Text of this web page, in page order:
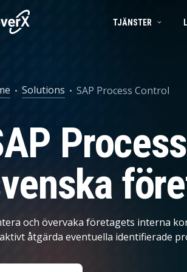
TJÄNSTER
APPLIKATIONSTJÄNSTER
SAP I MOLNET
ARTIFICIELL INTELLIGENS (AI)
SAP S/4HANA-LÖSNINGAR
Produktlivscykelhantering
Försörjningskedjehantering
Spend Management
Ekonomistyrning
Marknadsföring och försäljning
PRODUKTER
Solutions SAP Process Control
och övervaka företagets interna
åtgärda eventuella identifierade